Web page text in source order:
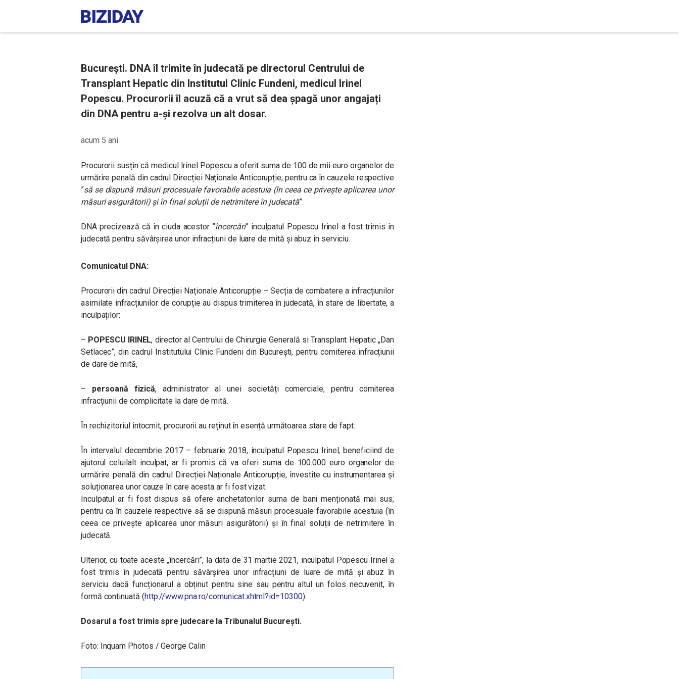
București. DNA îl trimite în judecată pe directorul Centrului de
Transplant Hepatic din Institutul Clinic Fundeni, medicul Irinel
Popescu. Procurorii îl acuză că a vrut să dea șpagă unor angajați
din DNA pentru a-și rezolva un alt dosar.
acum 5 ani
Procurorii susțin că medicul Irinel Popescu a oferit suma de 100 de mii euro organelor de
urmărire penală din cadrul Direcției Naționale Anticorupție, pentru ca în cauzele respective
”să se dispună măsuri procesuale favorabile acestuia (în ceea ce privește aplicarea unor
măsuri asigurătorii) și în final soluții de netrimitere în judecată”.
DNA precizează că în ciuda acestor ”încercări” inculpatul Popescu Irinel a fost trimis în
judecată pentru săvârșirea unor infracțiuni de luare de mită și abuz în serviciu.
Comunicatul DNA:
Procurorii din cadrul Direcției Naționale Anticorupție – Secția de combatere a infracțiunilor
asimilate infracțiunilor de corupție au dispus trimiterea în judecată, în stare de libertate, a
inculpaților:
– POPESCU IRINEL, director al Centrului de Chirurgie Generală si Transplant Hepatic „Dan
Setlacec”, din cadrul Institutului Clinic Fundeni din București, pentru comiterea infracțiunii
de dare de mită,
– persoană fizică, administrator al unei societăți comerciale, pentru comiterea
infracțiunii de complicitate la dare de mită.
În rechizitoriul întocmit, procurorii au reținut în esență următoarea stare de fapt:
În intervalul decembrie 2017 – februarie 2018, inculpatul Popescu Irinel, beneficiind de
ajutorul celuilalt inculpat, ar fi promis că va oferi suma de 100.000 euro organelor de
urmărire penală din cadrul Direcției Naționale Anticorupție, învestite cu instrumentarea și
soluționarea unor cauze în care acesta ar fi fost vizat.
Inculpatul ar fi fost dispus să ofere anchetatorilor suma de bani menționată mai sus,
pentru ca în cauzele respective să se dispună măsuri procesuale favorabile acestuia (în
ceea ce privește aplicarea unor măsuri asigurătorii) și în final soluții de netrimitere în
judecată.
Ulterior, cu toate aceste „încercări”, la data de 31 martie 2021, inculpatul Popescu Irinel a
fost trimis în judecată pentru săvârșirea unor infracțiuni de luare de mită și abuz în
serviciu dacă funcționarul a obținut pentru sine sau pentru altul un folos necuvenit, în
formă continuată (http://www.pna.ro/comunicat.xhtml?id=10300).
Dosarul a fost trimis spre judecare la Tribunalul București.
Foto: Inquam Photos / George Calin